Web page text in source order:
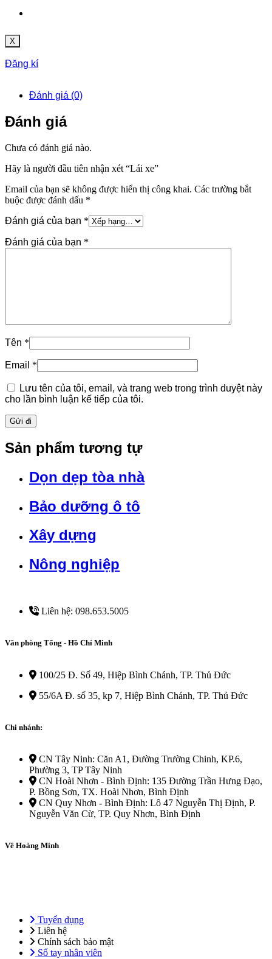
X
Đăng kí
Đánh giá (0)
Đánh giá
Chưa có đánh giá nào.
Hãy là người đầu tiên nhận xét “Lái xe”
Email của bạn sẽ không được hiển thị công khai. Các trường bắt
buộc được đánh dấu *
Đánh giá của bạn *
Đánh giá của bạn *
Tên *
Email *
Lưu tên của tôi, email, và trang web trong trình duyệt này
cho lần bình luận kế tiếp của tôi.
Sản phẩm tương tự
Dọn dẹp tòa nhà
Bảo dưỡng ô tô
Xây dựng
Nông nghiệp
Liên hệ: 098.653.5005
Văn phòng Tổng - Hồ Chí Minh
100/25 Đ. Số 49, Hiệp Bình Chánh, TP. Thủ Đức
55/6A Đ. số 35, kp 7, Hiệp Bình Chánh, TP. Thủ Đức
Chi nhánh:
CN Tây Ninh: Căn A1, Đường Trường Chinh, KP.6,
Phường 3, TP Tây Ninh
CN Hoài Nhơn - Bình Định: 135 Đường Trần Hưng Đạo,
P. Bồng Sơn, TX. Hoài Nhơn, Bình Định
CN Quy Nhơn - Bình Định: Lô 47 Nguyễn Thị Định, P.
Nguyễn Văn Cừ, TP. Quy Nhơn, Bình Định
Về Hoàng Minh
Tuyển dụng
Liên hệ
Chính sách bảo mật
Sổ tay nhân viên